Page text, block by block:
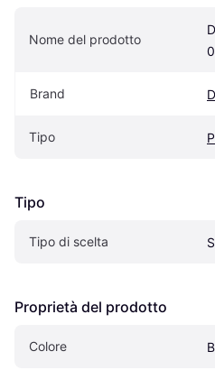
Nome del prodotto
Brand
Tipo
Tipo
Tipo di scelta
Proprietà del prodotto
Colore